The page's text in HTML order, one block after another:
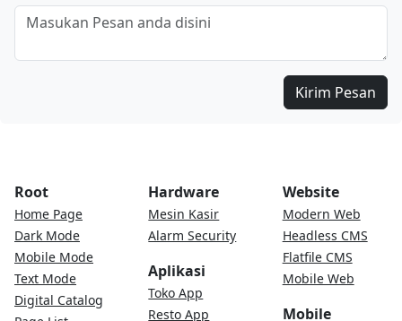
Kirim Pesan
Root
Home Page
Dark Mode
Mobile Mode
Text Mode
Digital Catalog
Hardware
Mesin Kasir
Alarm Security
Aplikasi
Toko App
Resto App
Website
Modern Web
Headless CMS
Flatfile CMS
Mobile Web
Mobile